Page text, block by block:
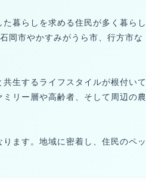
暮らしを求める住民が多く暮らし
岡市やかすみがうら市、行方市な
生するライフスタイルが根付いて
リー層や高齢者、そして周辺の農
ます。地域に密着し、住民のペッ